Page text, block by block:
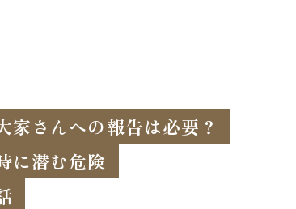
家さんへの報告は必要？
に潜む危険